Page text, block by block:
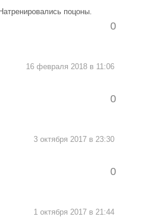
поцоны.
0
16 февраля 2018 в 11:06
0
3 октября 2017 в 23:30
0
1 октября 2017 в 21:44